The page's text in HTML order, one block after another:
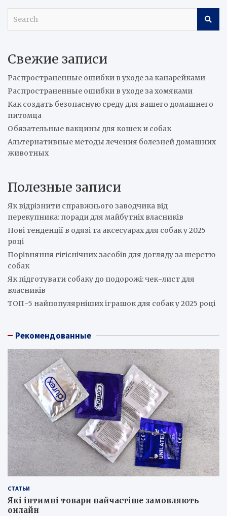
записям
c
Свежие записи
Распространенные ошибки в уходе за канарейками
Распространенные ошибки в уходе за хомяками
Как создать безопасную среду для вашего домашнего
питомца
Обязательные вакцины для кошек и собак
Альтернативные методы лечения болезней домашних
животных
Полезные записи
Як відрізнити справжнього заводчика від
перекупника: поради для майбутніх власників
Нові тенденції в одязі та аксесуарах для собак у 2025
році
Порівняння гігієнічних засобів для догляду за шерстю
собак
Як підготувати собаку до подорожі: чек-лист для
власників
ТОП-5 найпопулярніших іграшок для собак у 2025 році
Рекомендованные
СТАТЬИ
Які інтимні товари найчастіше замовляють
онлайн